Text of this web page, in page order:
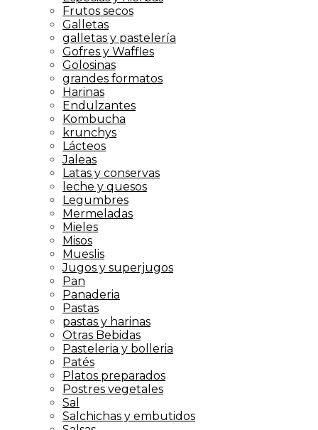
Frutos secos
Galletas
galletas y pastelería
Gofres y Waffles
Golosinas
grandes formatos
Harinas
Endulzantes
Kombucha
krunchys
Lácteos
Jaleas
Latas y conservas
leche y quesos
Legumbres
Mermeladas
Mieles
Misos
Mueslis
Jugos y superjugos
Pan
Panaderia
Pastas
pastas y harinas
Otras Bebidas
Pasteleria y bolleria
Patés
Platos preparados
Postres vegetales
Sal
Salchichas y embutidos